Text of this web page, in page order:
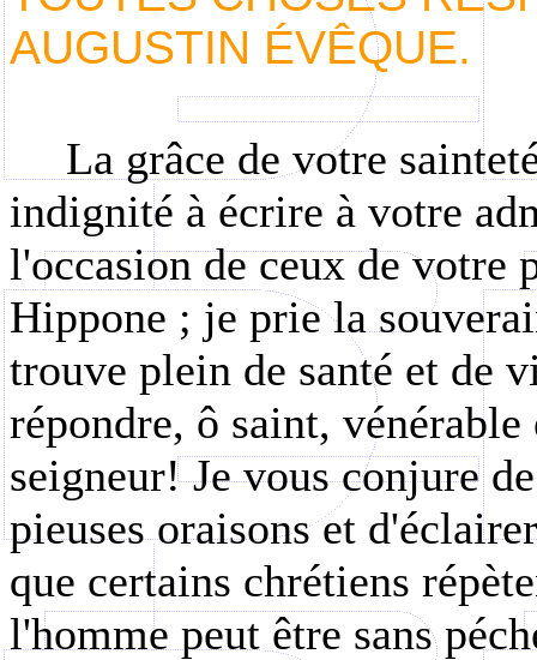
AUGUSTIN ÉVÊQUE.
La grâce de votre
indignité à écrire à votre
l'occasion de ceux de votre
Hippone ; je prie la
trouve plein de santé et de
répondre, ô saint, vénérable
seigneur! Je vous conjure
pieuses oraisons et
que certains chrétiens
l'homme peut être sans